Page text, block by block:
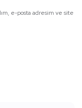
e-posta adresim ve site